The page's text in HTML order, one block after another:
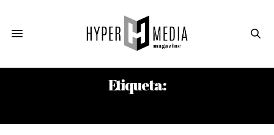
Etiqueta: